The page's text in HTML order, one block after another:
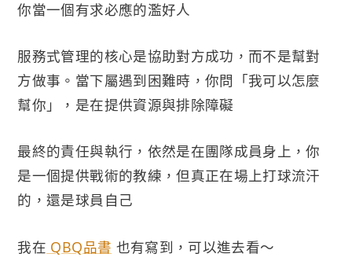
你當一個有求必應的濫好人
服務式管理的核心是協助對方成功，而不是幫對
方做事。當下屬遇到困難時，你問「我可以怎麼
幫你」，是在提供資源與排除障礙
最終的責任與執行，依然是在團隊成員身上，你
是一個提供戰術的教練，但真正在場上打球流汗
的，還是球員自己
我在 QBQ品書 也有寫到，可以進去看～